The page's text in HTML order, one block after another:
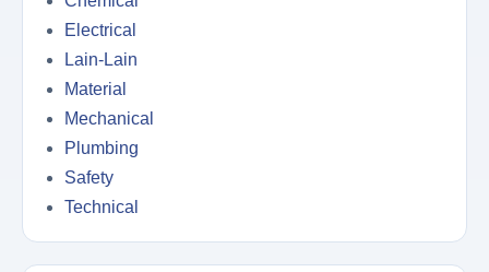
Electrical
Lain-Lain
Material
Mechanical
Plumbing
Safety
Technical